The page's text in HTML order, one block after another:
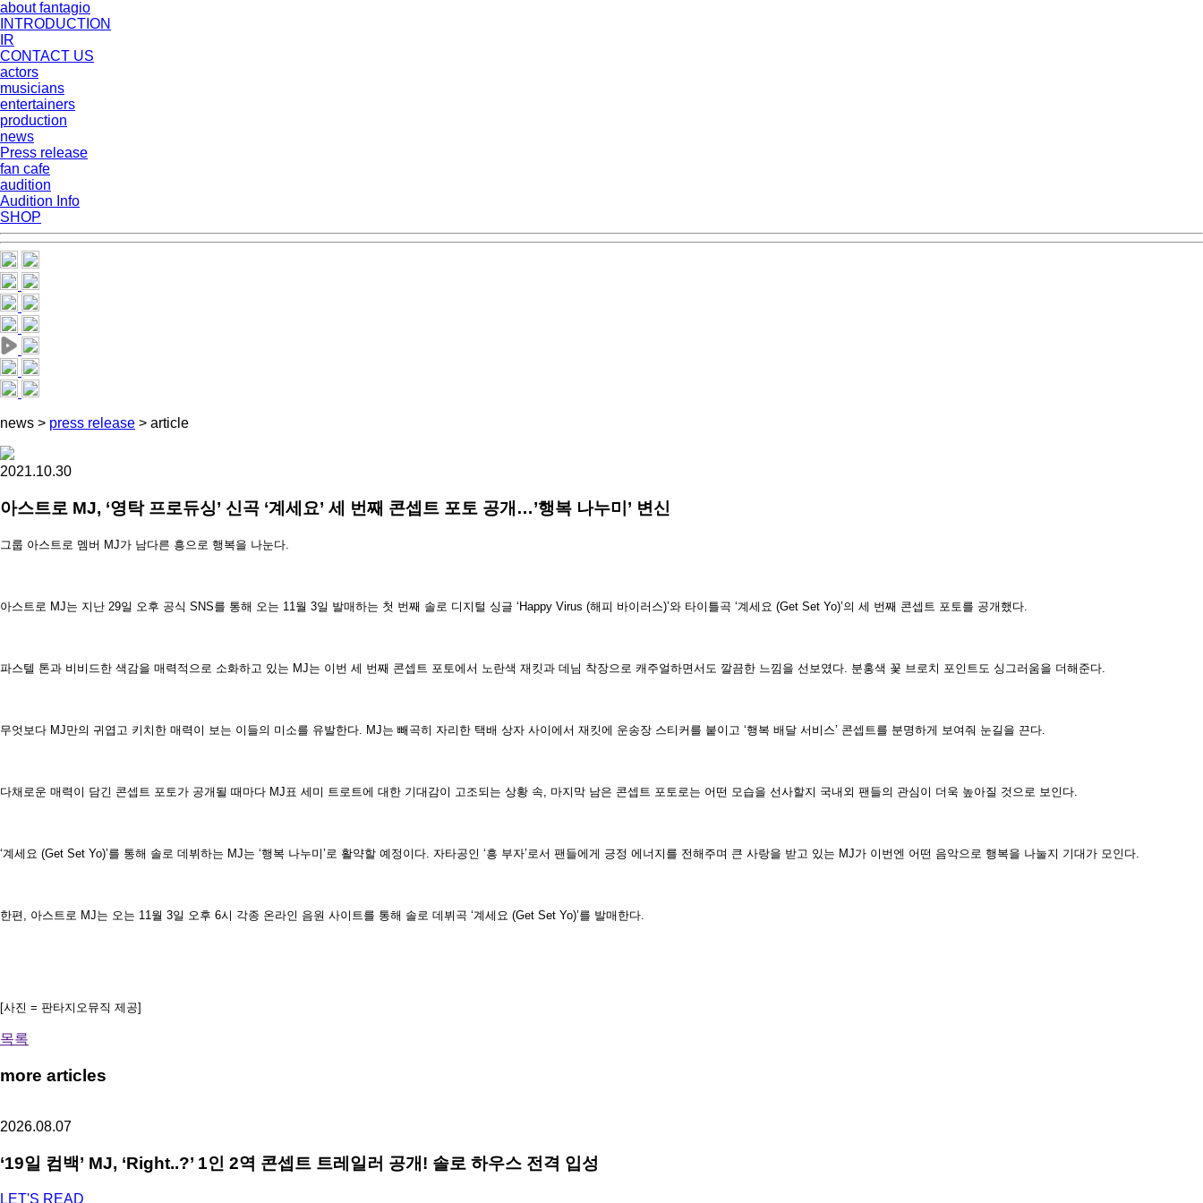
about fantagio
INTRODUCTION
IR
CONTACT US
actors
musicians
entertainers
production
news
Press release
fan cafe
audition
Audition Info
SHOP
news > press release > article
2021.10.30
아스트로 MJ, ‘영탁 프로듀싱’ 신곡 ‘계세요’ 세 번째 콘셉트 포토 공개…’행복 나누미’ 변신
그룹 아스트로 멤버 MJ가 남다른 흥으로 행복을 나눈다.
아스트로 MJ는 지난 29일 오후 공식 SNS를 통해 오는 11월 3일 발매하는 첫 번째 솔로 디지털 싱글 ‘Happy Virus (해피 바이러스)’와 타이틀곡 ‘계세요 (Get Set Yo)’의 세 번째 콘셉트 포토를 공개했다.
파스텔 톤과 비비드한 색감을 매력적으로 소화하고 있는 MJ는 이번 세 번째 콘셉트 포토에서 노란색 재킷과 데님 착장으로 캐주얼하면서도 깔끔한 느낌을 선보였다. 분홍색 꽃 브로치 포인트도 싱그러움을 더해준다.
무엇보다 MJ만의 귀엽고 키치한 매력이 보는 이들의 미소를 유발한다. MJ는 빼곡히 자리한 택배 상자 사이에서 재킷에 운송장 스티커를 붙이고 ‘행복 배달 서비스’ 콘셉트를 분명하게 보여줘 눈길을 끈다.
다채로운 매력이 담긴 콘셉트 포토가 공개될 때마다 MJ표 세미 트로트에 대한 기대감이 고조되는 상황 속, 마지막 남은 콘셉트 포토로는 어떤 모습을 선사할지 국내외 팬들의 관심이 더욱 높아질 것으로 보인다.
‘계세요 (Get Set Yo)’를 통해 솔로 데뷔하는 MJ는 ‘행복 나누미’로 활약할 예정이다. 자타공인 ‘흥 부자’로서 팬들에게 긍정 에너지를 전해주며 큰 사랑을 받고 있는 MJ가 이번엔 어떤 음악으로 행복을 나눌지 기대가 모인다.
한편, 아스트로 MJ는 오는 11월 3일 오후 6시 각종 온라인 음원 사이트를 통해 솔로 데뷔곡 ‘계세요 (Get Set Yo)’를 발매한다.
[사진 = 판타지오뮤직 제공]
목록
more articles
2026.08.07
‘19일 컴백’ MJ, ‘Right..?’ 1인 2역 콘셉트 트레일러 공개! 솔로 하우스 전격 입성
LET'S READ